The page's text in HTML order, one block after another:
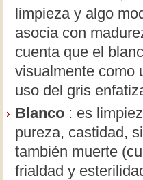
limpieza y algo
asocia con
cuenta que el
visualmente como
uso del gris
Blanco : es
pureza, castidad,
también muerte
frialdad y